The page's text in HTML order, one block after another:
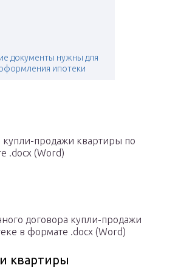
документы нужны для
ипотеки
купли-продажи квартиры по
.docx (Word)
договора купли-продажи
в формате .docx (Word)
квартиры